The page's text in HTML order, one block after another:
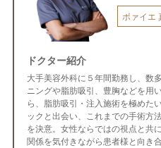
ボァイエ
ドクター紹介
大手美容外科に５年間勤務し、数
ニングや脂肪吸引、豊胸などを用
ら、脂肪吸引・注入施術を極めた
ックと出会い、これまでの手術方
を決意。女性ならではの視点と共
関係を気付きながら患者様と向き合